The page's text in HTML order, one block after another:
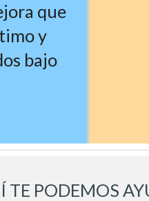
que
y
bajo
TE PODEMOS